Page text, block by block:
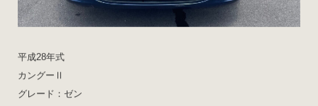
平成28年式
カングーⅡ
グレード：ゼン